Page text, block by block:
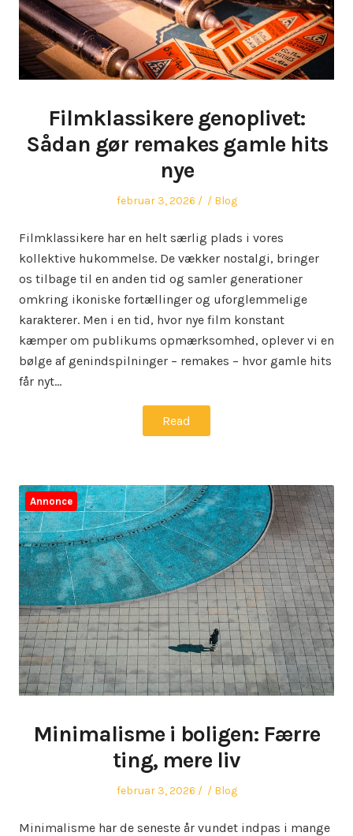
Filmklassikere genoplivet:
Sådan gør remakes gamle hits
nye
Posted
februar 3, 2026 Author
Posted
Blog
Filmklassikere har en helt særlig plads i vores
kollektive hukommelse. De vækker nostalgi, bringer
os tilbage til en anden tid og samler generationer
omkring ikoniske fortællinger og uforglemmelige
karakterer. Men i en tid, hvor nye film konstant
kæmper om publikums opmærksomhed, oplever vi en
bølge af genindspilninger – remakes – hvor gamle hits
får nyt…
Read
Annonce
Minimalisme i boligen: Færre
ting, mere liv
Posted
februar 3, 2026 Author
Posted
Blog
Minimalisme har de seneste år vundet indpas i mange